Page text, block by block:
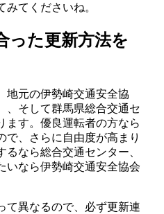
てくださいね。
った更新方法を
地元の伊勢崎交通安全協
、そして群馬県総合交通セ
ます。優良運転者の方なら
で、さらに自由度が高まり
るなら総合交通センター、
いなら伊勢崎交通安全協会
て異なるので、必ず更新連